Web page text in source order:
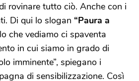
rovinare tutto ciò. Anche con i
Di qui lo slogan “Paura a
che vediamo ci spaventa
in cui siamo in grado di
imminente”, spiegano i
di sensibilizzazione. Così